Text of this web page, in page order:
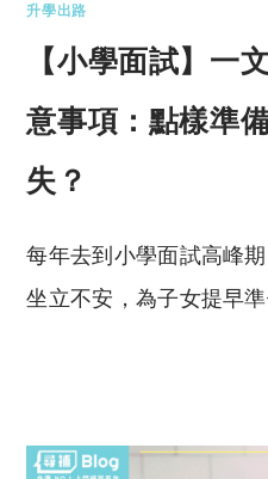
升學出路
【小學面試】一
意事項：點樣準
失？
每年去到小學面試高峰
坐立不安，為子女提早